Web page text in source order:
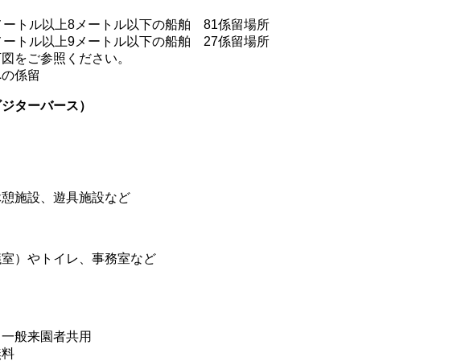
ートル以上8メートル以下の船舶 81係留場所
ートル以上9メートル以下の船舶 27係留場所
をご参照ください。
係留
ターバース）
施設、遊具施設など
）やトイレ、事務室など
般来園者共用